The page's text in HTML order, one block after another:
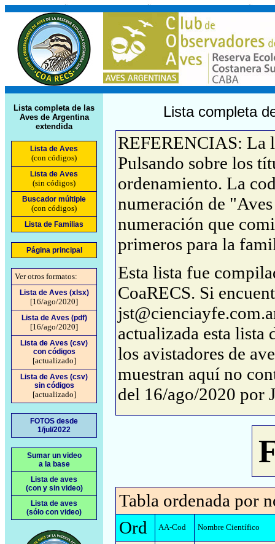
Lista completa de las
Aves de Argentina
extendida
Lista de Aves
(con códigos)
Lista de Aves
(sin códigos)
Buscador múltiple
(con códigos)
Lista de Familias
Página principal
Ver otros formatos:
Lista de Aves (xlsx)
[16/ago/2020]
Lista de Aves (pdf)
[16/ago/2020]
Lista de Aves (csv)
con códigos
[actualizado]
Lista de Aves (csv)
sin códigos
[actualizado]
FOTOS desde
1/jul/2022
Sumar un video
a la base
Lista de aves
(con y sin video)
Lista de aves
(sólo con video)
Lista completa
REFERENCIAS: La
Pulsando sobre los
ordenamiento. La
numeración de
numeración que
primeros para la
Esta lista fue
CoaRECS. Si
actualizada esta lista
los avistadores de
muestran aquí no
del 16/ago/2020 por
Tabla ordenada por
Ord
AA-Cod Nombre Científico